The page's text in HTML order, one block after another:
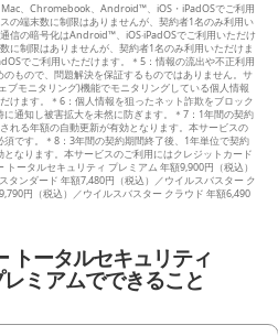
、Chromebook、Android™、iOS・iPadOSでご利用
の端末数に制限はありませんが、契約者1名のみ利用い
信の暗号化はAndroid™、iOS‧iPadOSでご利⽤いただけ
に制限はありませんが、契約者1名のみ利用いただけま
でご利用いただけます。＊5：情報の流出や不正利用
もので、問題解決を保証するものではありません。サ
ブモニタリング)機能でモニタリングしている個人情報
けます。＊6：個人情報を狙ったネット詐欺をブロック
通知し被害拡大を未然に防ぎます。＊7：1年間の契約
れる年額の自動更新が有効となります。本サービスの
です。＊8：3年間の契約期間終了後、1年単位で契約
なります。本サービスのご利用にはクレジットカード
ータルセキュリティ プレミアム 年額9,900円（税込）
タンダード 年額7,480円（税込）／ウイルスバスター ク
円（税込）／ウイルスバスター クラウド 年額6,490
トータルセキュリティ
ミアムでできること